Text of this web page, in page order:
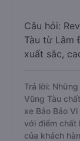
Câu hỏi:
Tàu từ Lâm
xuất sắc,
Trả lời:
Vũng Tàu
xe Bảo Bảo
với điểm
của khách